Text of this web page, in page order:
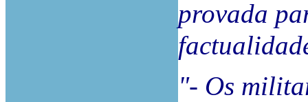
provada
"- Os